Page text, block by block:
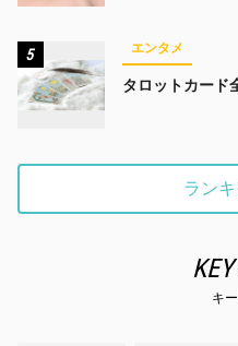
5 エンタメ
タロットカード
ラン
キ